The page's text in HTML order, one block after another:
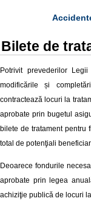
Bilete de
Potrivit prevederilor Legii
modificările și
contractează locuri la
aprobate prin bugetul
bilete de tratament pentru
total de potenţiali
Deoarece fondurile
aprobate prin legea
achiziţie publică de locuri